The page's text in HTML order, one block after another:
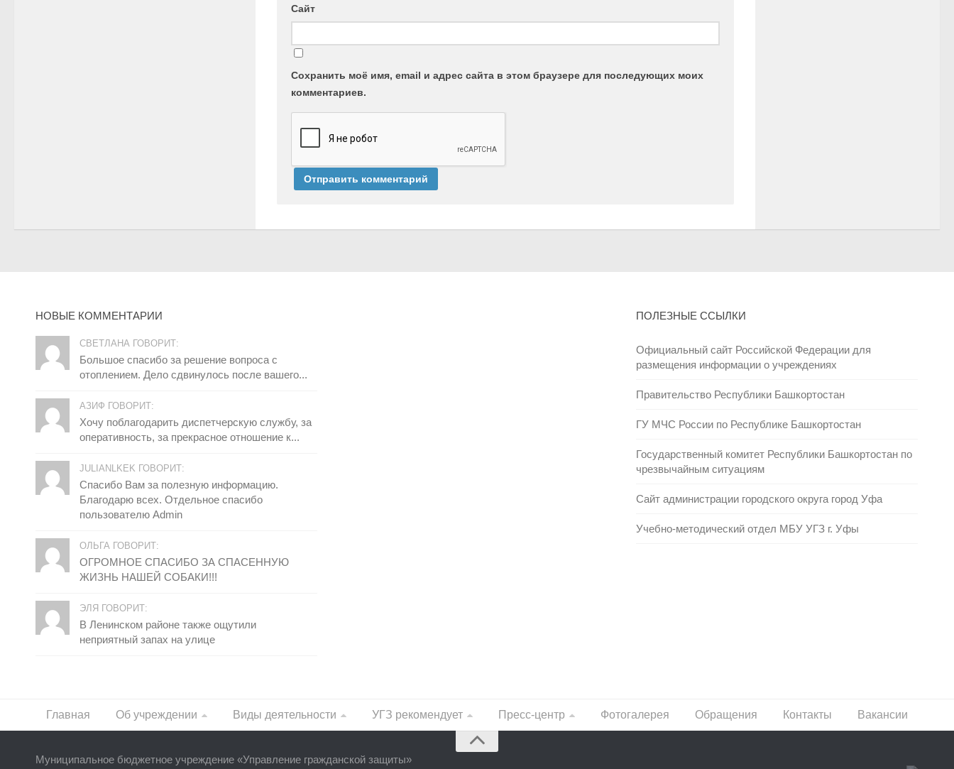
Сайт
Сохранить моё имя, email и адрес сайта в этом браузере для последующих моих
комментариев.
НОВЫЕ КОММЕНТАРИИ
СВЕТЛАНА ГОВОРИТ:
Большое спасибо за решение вопроса с
отоплением. Дело сдвинулось после вашего...
АЗИФ ГОВОРИТ:
Хочу поблагодарить диспетчерскую службу, за
оперативность, за прекрасное отношение к...
JULIANLKEK ГОВОРИТ:
Спасибо Вам за полезную информацию.
Благодарю всех. Отдельное спасибо
пользователю Admin
ОЛЬГА ГОВОРИТ:
ОГРОМНОЕ СПАСИБО ЗА СПАСЕННУЮ
ЖИЗНЬ НАШЕЙ СОБАКИ!!!
ЭЛЯ ГОВОРИТ:
В Ленинском районе также ощутили
неприятный запах на улице
ПОЛЕЗНЫЕ ССЫЛКИ
Официальный сайт Российской Федерации для
размещения информации о учреждениях
Правительство Республики Башкортостан
ГУ МЧС России по Республике Башкортостан
Государственный комитет Республики Башкортостан по
чрезвычайным ситуациям
Сайт администрации городского округа город Уфа
Учебно-методический отдел МБУ УГЗ г. Уфы
Главная Об учреждении Виды деятельности УГЗ рекомендует Пресс-центр Фотогалерея Обращения Контакты Вакансии
Муниципальное бюджетное учреждение «Управление гражданской защиты»